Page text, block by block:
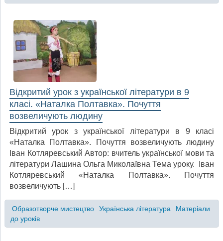
Відкритий урок з української літератури в 9
класі. «Наталка Полтавка». Почуття
возвеличують людину
Відкритий урок з української літератури в 9 класі
«Наталка Полтавка». Почуття возвеличують людину
Іван Котляревський Автор: вчитель української мови та
літератури Лашина Ольга Миколаївна Тема уроку. Іван
Котляревський «Наталка Полтавка». Почуття
возвеличують […]
Образотворче мистецтво Українська література
Матеріали
до уроків